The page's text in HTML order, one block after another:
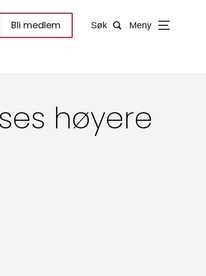
Bli medlem Søk Meny
høyere